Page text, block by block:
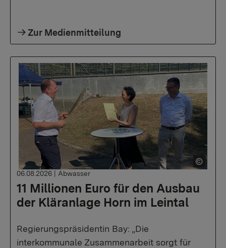
Zur Medienmitteilung
11 Millionen Euro für den Ausbau
der Kläranlage Horn im Leintal
06.08.2026 | Abwasser
Regierungspräsidentin Bay: „Die
interkommunale Zusammenarbeit sorgt für